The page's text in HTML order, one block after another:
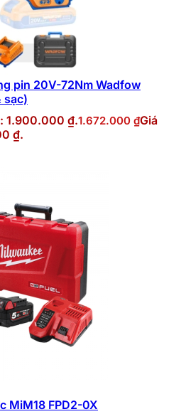
pin 20V-72Nm Wadfow
sạc)
1.900.000 ₫.1.672.000 ₫Giá
₫.
MiM18 FPD2-0X